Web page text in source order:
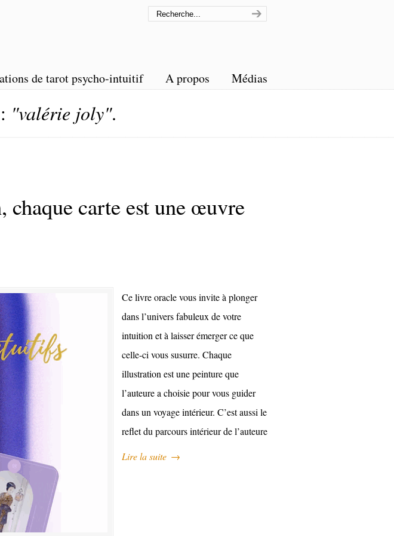
de tarot psycho-intuitif A propos Médias
"valérie joly".
chaque carte est une œuvre
Ce livre oracle vous invite à plonger
dans l’univers fabuleux de votre
intuition et à laisser émerger ce que
celle-ci vous susurre. Chaque
illustration est une peinture que
l’auteure a choisie pour vous guider
dans un voyage intérieur. C’est aussi le
reflet du parcours intérieur de l’auteure
Lire la suite →